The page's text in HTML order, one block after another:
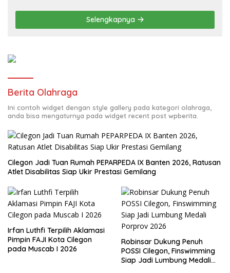
Selengkapnya
Berita Olahraga
Ini contoh widget dengan style gallery pada kategori olahraga,
anda bisa mengaturnya pada widget recent post wpberita.
Cilegon Jadi Tuan Rumah PEPARPEDA IX Banten 2026, Ratusan
Atlet Disabilitas Siap Ukir Prestasi Gemilang
Irfan Luthfi Terpilih Aklamasi
Pimpin FAJI Kota Cilegon
pada Muscab I 2026
Robinsar Dukung Penuh
POSSI Cilegon, Finswimming
Siap Jadi Lumbung Medali